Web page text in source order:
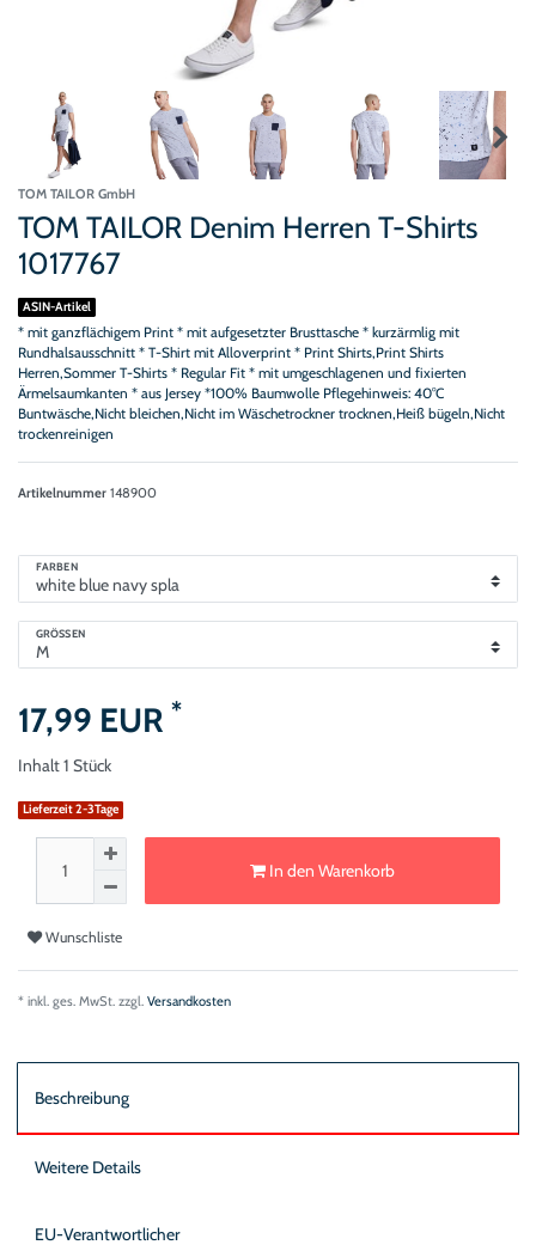
TOM TAILOR GmbH
TOM TAILOR Denim Herren T-Shirts
1017767
ASIN-Artikel
* mit ganzflächigem Print * mit aufgesetzter Brusttasche * kurzärmlig mit
Rundhalsausschnitt * T-Shirt mit Alloverprint * Print Shirts,Print Shirts
Herren,Sommer T-Shirts * Regular Fit * mit umgeschlagenen und fixierten
Ärmelsaumkanten * aus Jersey *100% Baumwolle Pflegehinweis: 40°C
Buntwäsche,Nicht bleichen,Nicht im Wäschetrockner trocknen,Heiß bügeln,Nicht
trockenreinigen
Artikelnummer 148900
FARBEN
GRÖSSEN
17,99 EUR *
Inhalt1 Stück
Lieferzeit 2-3Tage
In den Warenkorb
Wunschliste
* inkl. ges. MwSt. zzgl. Versandkosten
Beschreibung
Weitere Details
EU-Verantwortlicher